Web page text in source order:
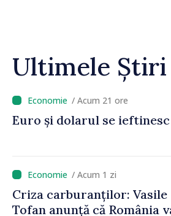
Ultimele Știri
/ Acum 21 ore
Euro și dolarul se ieftinesc
/ Acum 1 zi
Criza carburanților: Vasile
Tofan anunță că România